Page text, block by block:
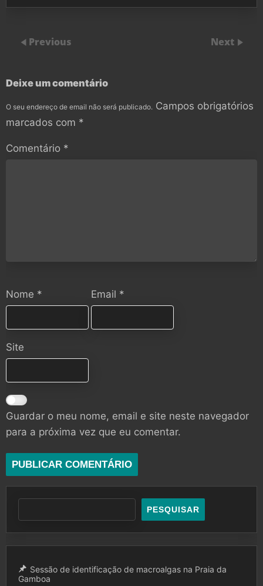
Previous Next
Deixe um comentário
O seu endereço de email não será publicado. Campos obrigatórios
marcados com *
Comentário *
Nome * Email *
Site
Guardar o meu nome, email e site neste navegador
para a próxima vez que eu comentar.
PESQUISAR
Sessão de identificação de macroalgas na Praia da
Gamboa